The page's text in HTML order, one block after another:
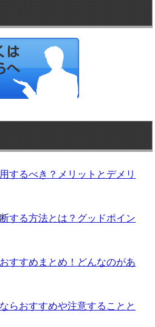
するべき？メリットとデメリ
する方法とは？グッドポイン
すすめまとめ！どんなのがあ
らおすすめや注意することと